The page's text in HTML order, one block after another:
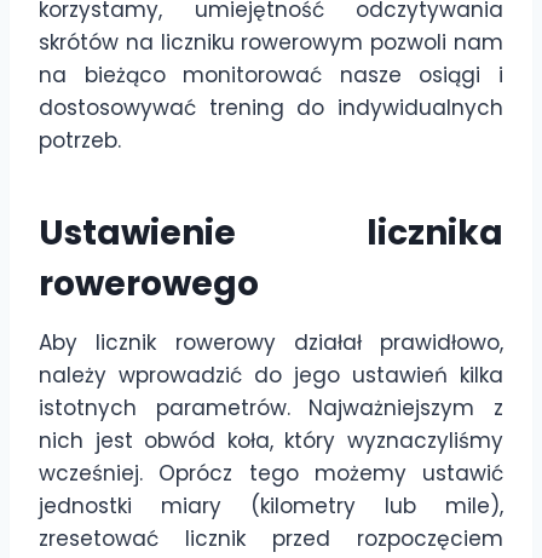
korzystamy, umiejętność odczytywania
skrótów na liczniku rowerowym pozwoli nam
na bieżąco monitorować nasze osiągi i
dostosowywać trening do indywidualnych
potrzeb.
Ustawienie licznika
rowerowego
Aby licznik rowerowy działał prawidłowo,
należy wprowadzić do jego ustawień kilka
istotnych parametrów. Najważniejszym z
nich jest obwód koła, który wyznaczyliśmy
wcześniej. Oprócz tego możemy ustawić
jednostki miary (kilometry lub mile),
zresetować licznik przed rozpoczęciem